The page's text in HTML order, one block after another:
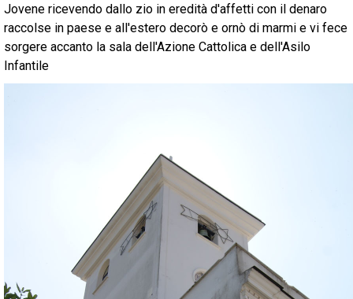
Jovene ricevendo dallo zio in eredità d'affetti con il denaro
raccolse in paese e all'estero decorò e ornò di marmi e vi fece
sorgere accanto la sala dell'Azione Cattolica e dell'Asilo
Infantile